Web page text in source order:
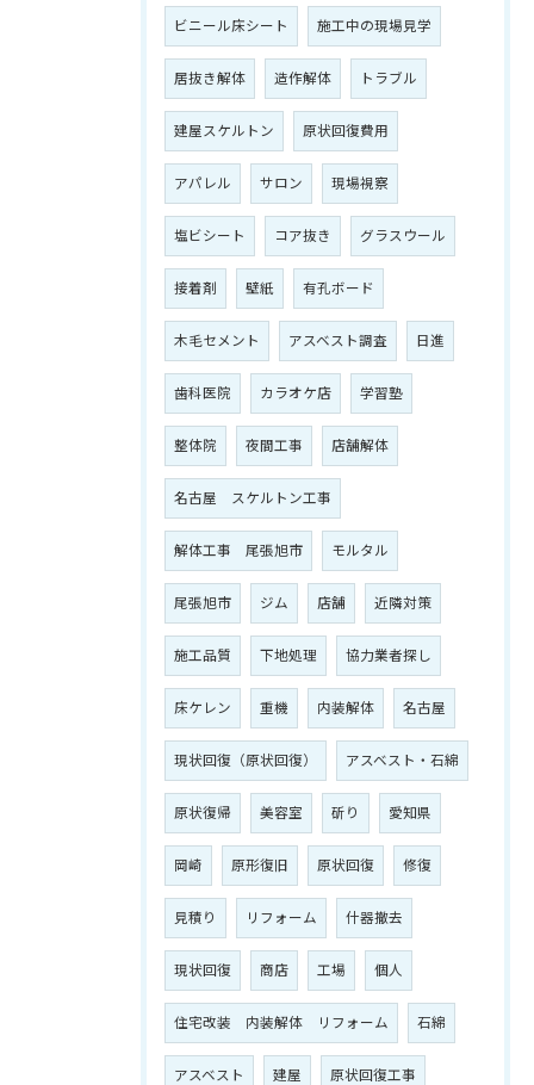
ビニール床シート 施工中の現場見学
居抜き解体 造作解体 トラブル
建屋スケルトン 原状回復費用
アパレル サロン 現場視察
塩ビシート コア抜き グラスウール
接着剤 壁紙 有孔ボード
木毛セメント アスベスト調査 日進
歯科医院 カラオケ店 学習塾
整体院 夜間工事 店舗解体
名古屋 スケルトン工事
解体工事 尾張旭市 モルタル
尾張旭市 ジム 店舗 近隣対策
施工品質 下地処理 協力業者探し
床ケレン 重機 内装解体 名古屋
現状回復（原状回復） アスベスト・石綿
原状復帰 美容室 斫り 愛知県
岡崎 原形復旧 原状回復 修復
見積り リフォーム 什器撤去
現状回復 商店 工場 個人
住宅改装 内装解体 リフォーム 石綿
アスベスト 建屋 原状回復工事